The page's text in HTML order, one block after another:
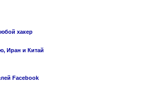
хакер
Иран и Китай
Facebook